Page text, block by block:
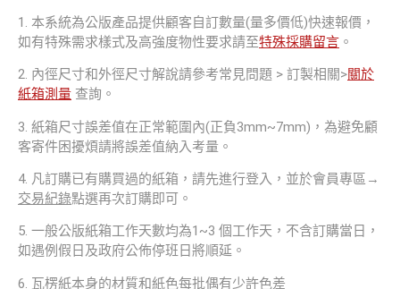
1. 本系統為公版產品提供顧客自訂數量(量多價低)快速報價，
如有特殊需求樣式及高強度物性要求請至特殊採購留言 。
2. 內徑尺寸和外徑尺寸解說請參考常見問題 > 訂製相關>關於
紙箱測量 查詢。
3. 紙箱尺寸誤差值在正常範圍內(正負3mm~7mm)，為避免顧
客寄件困擾煩請將誤差值納入考量。
4. 凡訂購已有購買過的紙箱，請先進行登入，並於會員專區→
交易紀錄點選再次訂購即可。
5. 一般公版紙箱工作天數均為1~3 個工作天，不含訂購當日，
如遇例假日及政府公佈停班日將順延。
6. 瓦楞紙本身的材質和紙色每批偶有少許色差